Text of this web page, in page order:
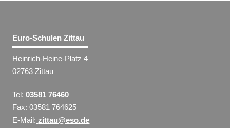
Euro-Schulen Zittau
Heinrich-Heine-Platz 4
02763 Zittau
Tel:03581 76460
Fax: 03581 764625
E-Mail: zittau@eso.de